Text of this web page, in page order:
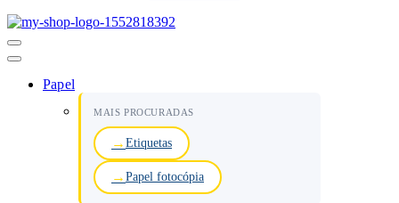
Menu
de
Papel
MAIS PROCURADAS
Etiquetas
Papel fotocópia